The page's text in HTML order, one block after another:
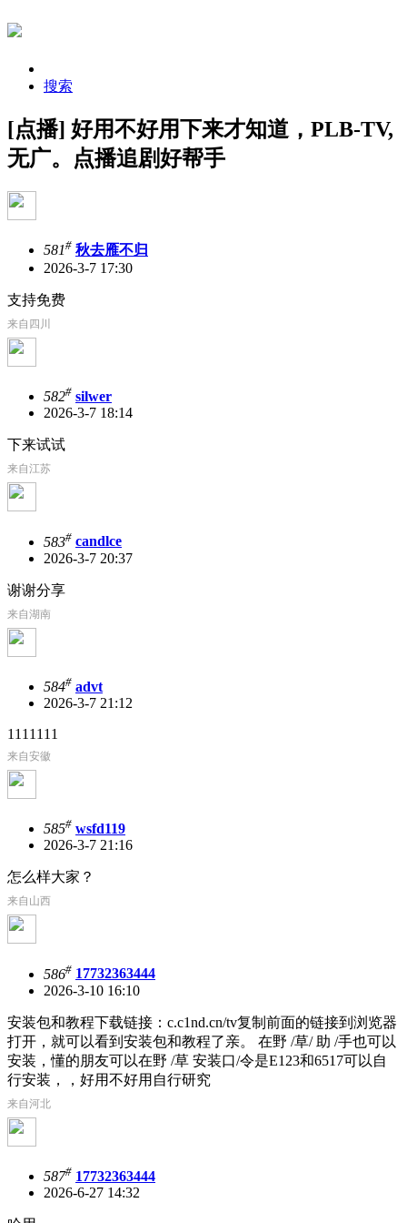
搜索
[点播] 好用不好用下来才知道，PLB-TV,
无广。点播追剧好帮手
581# 秋去雁不归
2026-3-7 17:30
支持免费
来自四川
582# silwer
2026-3-7 18:14
下来试试
来自江苏
583# candlce
2026-3-7 20:37
谢谢分享
来自湖南
584# advt
2026-3-7 21:12
1111111
来自安徽
585# wsfd119
2026-3-7 21:16
怎么样大家？
来自山西
586# 17732363444
2026-3-10 16:10
安装包和教程下载链接：c.c1nd.cn/tv复制前面的链接到浏览器
打开，就可以看到安装包和教程了亲。 在野 /草/ 助 /手也可以
安装，懂的朋友可以在野 /草 安装口/令是E123和6517可以自
行安装，，好用不好用自行研究
来自河北
587# 17732363444
2026-6-27 14:32